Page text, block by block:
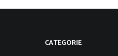
CATEGORIE